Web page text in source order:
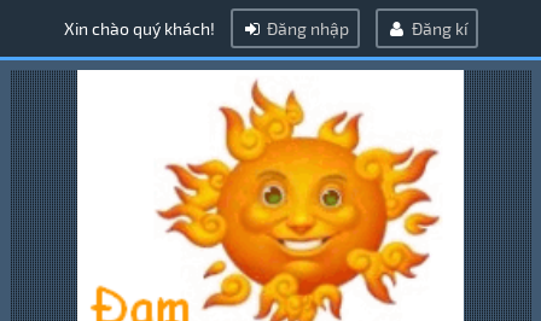
Xin chào quý khách! Đăng nhập Đăng kí